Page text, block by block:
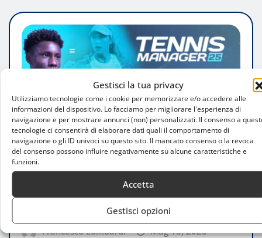
Gestisci la tua privacy
Utilizziamo tecnologie come i cookie per memorizzare e/o accedere alle
informazioni del dispositivo. Lo facciamo per migliorare l'esperienza di
navigazione e per mostrare annunci (non) personalizzati. Il consenso a
tecnologie ci consentirà di elaborare dati quali il comportamento di
navigazione o gli ID univoci su questo sito. Il mancato consenso o la revoca
del consenso possono influire negativamente su alcune caratteristiche e
funzioni.
Accetta
Gestisci opzioni
ATTUALITÀ
Tennis Manager 25: innovazione e
realismo per gli appassionati di tennis
Francesco Lombardi
Mag 15, 2025